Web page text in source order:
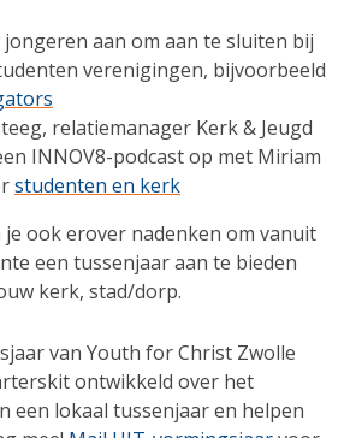
aan om aan te sluiten bij
verenigingen, bijvoorbeeld
relatiemanager Kerk & Jeugd
INNOV8-podcast op met Miriam
studenten en kerk
je ook erover nadenken om vanuit
een tussenjaar aan te bieden
kerk, stad/dorp.
van Youth for Christ Zwolle
ontwikkeld over het
een lokaal tussenjaar en helpen